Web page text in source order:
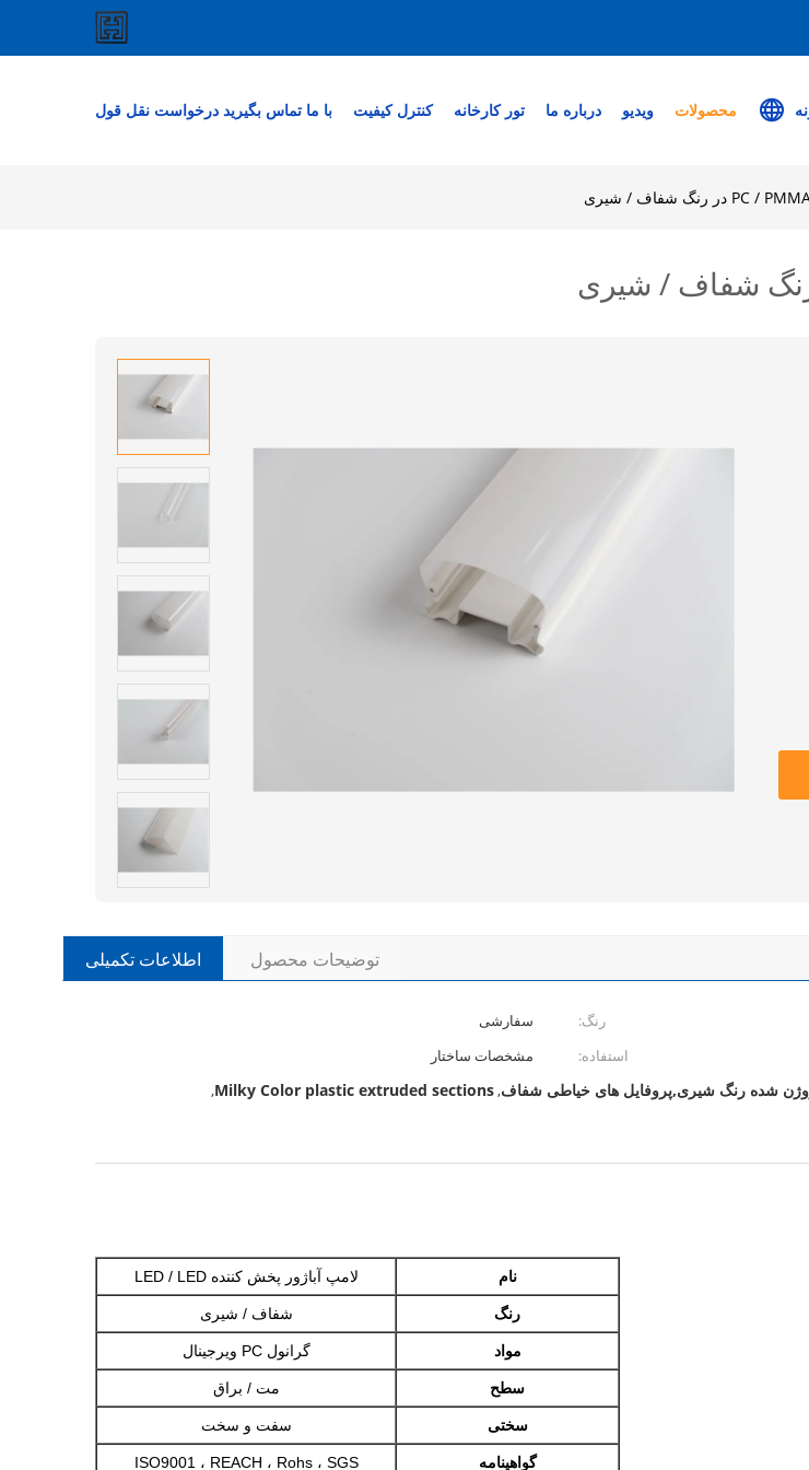
محصولات ویدیو درباره ما تور کارخانه کنترل کیفیت با ما تماس بگیرید درخواست نقل قول
اطلاعات تکمیلی توضیحات محصول
رنگ:
سفارشی
استفاده:
مشخصات ساختار
,
Milky Color plastic extruded sections
,
نام لامپ آباژور پخش کننده LED / LED
رنگ شفاف / شیری
مواد گرانول PC ویرجینال
سطح مت / براق
سختی سفت و سخت
گواهینامه ISO9001 ، REACH ، Rohs ، SGS